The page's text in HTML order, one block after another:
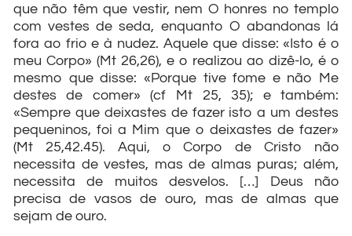
que não têm que vestir, nem O honres no templo
com vestes de seda, enquanto O abandonas lá
fora ao frio e à nudez. Aquele que disse: «Isto é o
meu Corpo» (Mt 26,26), e o realizou ao dizê-lo, é o
mesmo que disse: «Porque tive fome e não Me
destes de comer» (cf Mt 25, 35); e também:
«Sempre que deixastes de fazer isto a um destes
pequeninos, foi a Mim que o deixastes de fazer»
(Mt 25,42.45). Aqui, o Corpo de Cristo não
necessita de vestes, mas de almas puras; além,
necessita de muitos desvelos. […] Deus não
precisa de vasos de ouro, mas de almas que
sejam de ouro.